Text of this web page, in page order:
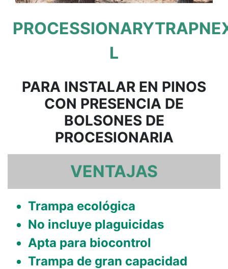
L
PARA INSTALAR EN PINOS
CON PRESENCIA DE
BOLSONES DE
PROCESIONARIA
VENTAJAS
Trampa ecológica
No incluye plaguicidas
Apta para biocontrol
Trampa de gran capacidad